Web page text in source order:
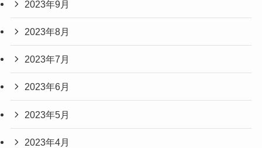
2023年9月
2023年8月
2023年7月
2023年6月
2023年5月
2023年4月